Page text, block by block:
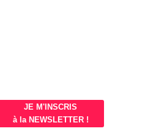
JE M'INSCRIS
à la NEWSLETTER !